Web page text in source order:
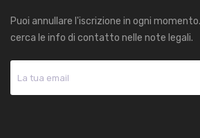
Puoi annullare l'iscrizione in ogni
cerca le info di contatto nelle note legali.